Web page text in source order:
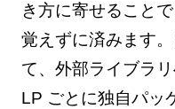
き方に寄せること
覚えずに済みます
て、外部ライブラ
LP ごとに独自パッ